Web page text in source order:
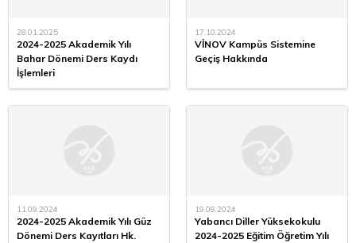
28.01.2025
2024-2025 Akademik Yılı
Bahar Dönemi Ders Kaydı
İşlemleri
17.10.2024
VİNOV Kampüs Sistemine
Geçiş Hakkında
11.09.2024
2024-2025 Akademik Yılı Güz
Dönemi Ders Kayıtları Hk.
19.08.2024
Yabancı Diller Yüksekokulu
2024-2025 Eğitim Öğretim Yılı